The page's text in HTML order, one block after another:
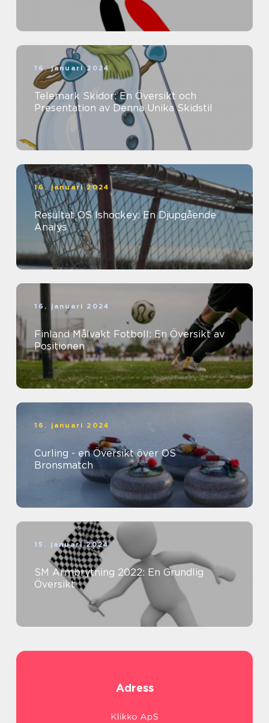
16. januari 2024
Telemark Skidor: En Översikt och
Presentation av Denna Unika Skidstil
16. januari 2024
Resultat OS Ishockey: En Djupgående
Analys
16. januari 2024
Finland Målvakt Fotboll: En Översikt av
Positionen
16. januari 2024
Curling - en Översikt över OS
Bronsmatch
15. januari 2024
SM Armbrytning 2022: En Grundlig
Översikt
Adress